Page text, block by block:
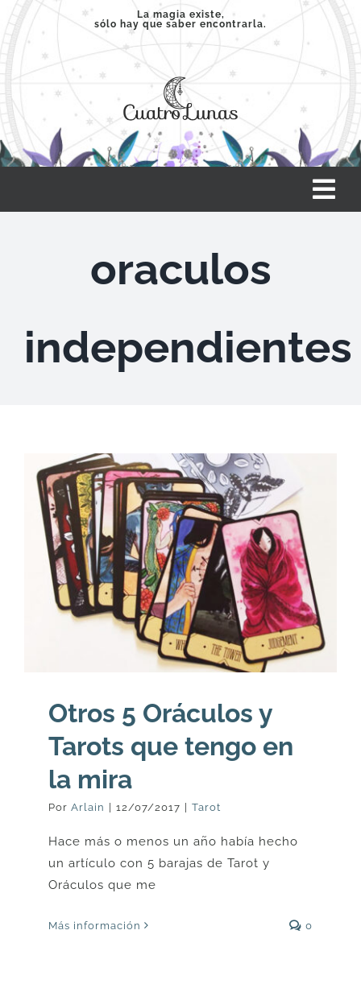
Saltar
contenido
La magia existe,
sólo hay que saber encontrarla.
CLASES
ARTÍCULOS
ACERCA
CONTACTO
oraculos
independientes
Otros 5 Oráculos y
Tarots que tengo en
la mira
Por Arlain | 12/07/2017 | Tarot
Hace más o menos un año había hecho
un artículo con 5 barajas de Tarot y
Oráculos que me
Más información 0